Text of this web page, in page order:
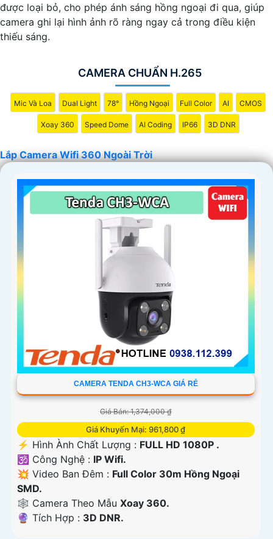
'
được loại bỏ, cho phép ánh sáng hồng ngoại đi qua, giúp
camera ghi lại hình ảnh rõ ràng ngay cả trong điều kiện
thiếu sáng.
CAMERA CHUẨN H.265
Mic Và Loa Dual Light 78° Hồng Ngoại Full Color AI CMOS
Xoay 360 Speed Dome AI Coding IP66 3D DNR
Lắp Camera Wifi 360 Ngoài Trời
CAMERA TENDA CH3-WCA GIÁ RẺ
Giá Bán: 1,374,000 ₫
Giá Khuyến Mại: 961,800 ₫
️⚡ Hình Ành Chất Lượng : FULL HD 1080P .
🕉️ Công Nghệ : IP Wifi.
💥 Video Ban Đêm : Full Color 30m Hồng Ngoại
SMD.
🕸️ Camera Theo Mẫu Xoay 360.
️🔮 Tích Hợp : 3D DNR.